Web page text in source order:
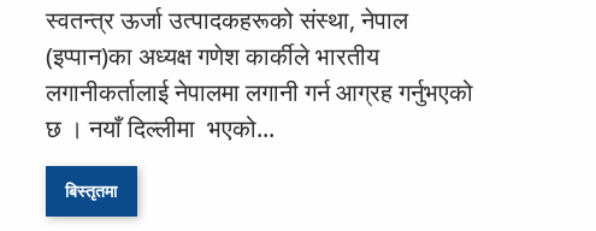
स्वतन्त्र ऊर्जा उत्पादकहरूको संस्था, नेपाल
(इप्पान)का अध्यक्ष गणेश कार्कीले भारतीय
लगानीकर्तालाई नेपालमा लगानी गर्न आग्रह गर्नुभएको
छ । नयाँ दिल्लीमा भएको...
बिस्तृतमा